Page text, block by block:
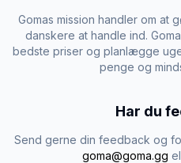
Gomas mission handler om
danskere at handle ind.
bedste priser og planlægge
penge og
Har du
Send gerne din feedback og
goma@goma.gg